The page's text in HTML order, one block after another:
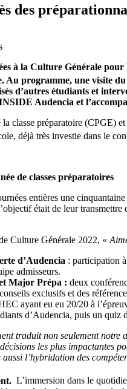
des
à la Culture Générale
Au programme, une visite
d’autres étudiants et
Audencia et
classe préparatoire (CPGE)
déjà très investie dans le
de classes préparatoires
entières une
était de leur
Culture Générale 2022, «
d’Audencia : participation
admisseurs.
Major Prépa : deux
exclusifs et des
ayant eu eu 20/20 à
d’Audencia, puis un quiz
traduit non seulement
les plus impactantes
l’hybridation des
L’immersion dans le